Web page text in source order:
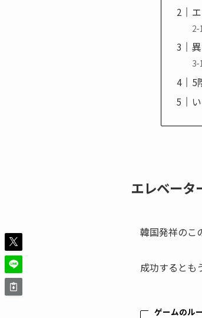
5
エレベータ
韓国発祥のこ
成功するとも
ゲームのル